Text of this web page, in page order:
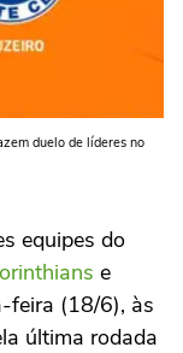
duelo de líderes no
equipes do
e
feira (18/6), às
última rodada